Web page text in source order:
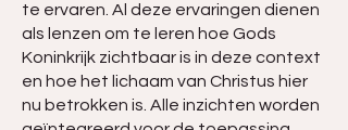
te ervaren. Al deze ervaringen dienen
als lenzen om te leren hoe Gods
Koninkrijk zichtbaar is in deze context
en hoe het lichaam van Christus hier
nu betrokken is. Alle inzichten worden